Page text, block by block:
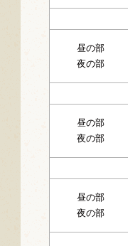
昼の部
夜の部
昼の部
夜の部
昼の部
夜の部